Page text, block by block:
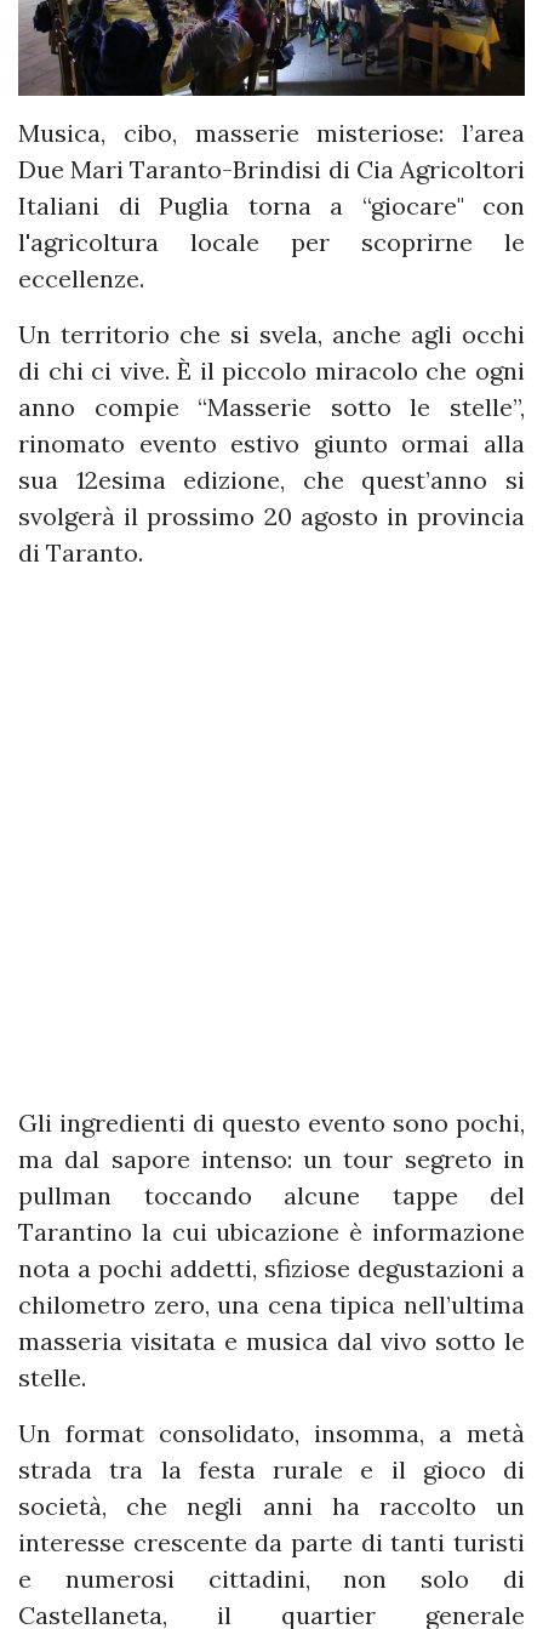
Musica, cibo, masserie misteriose: l’area
Due Mari Taranto-Brindisi di Cia Agricoltori
Italiani di Puglia torna a “giocare" con
l'agricoltura locale per scoprirne le
eccellenze.
Un territorio che si svela, anche agli occhi
di chi ci vive. È il piccolo miracolo che ogni
anno compie “Masserie sotto le stelle”,
rinomato evento estivo giunto ormai alla
sua 12esima edizione, che quest’anno si
svolgerà il prossimo 20 agosto in provincia
di Taranto.
Gli ingredienti di questo evento sono pochi,
ma dal sapore intenso: un tour segreto in
pullman toccando alcune tappe del
Tarantino la cui ubicazione è informazione
nota a pochi addetti, sfiziose degustazioni a
chilometro zero, una cena tipica nell’ultima
masseria visitata e musica dal vivo sotto le
stelle.
Un format consolidato, insomma, a metà
strada tra la festa rurale e il gioco di
società, che negli anni ha raccolto un
interesse crescente da parte di tanti turisti
e numerosi cittadini, non solo di
Castellaneta, il quartier generale